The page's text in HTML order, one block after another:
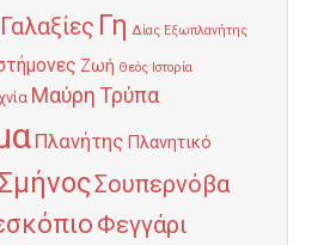
Γαλαξίες Γη Δίας Εξωπλανήτης
Ζωή Θεός Ιστορία
Μαύρη Τρύπα
Πλανήτης Πλανητικό
Σουπερνόβα
Φεγγάρι